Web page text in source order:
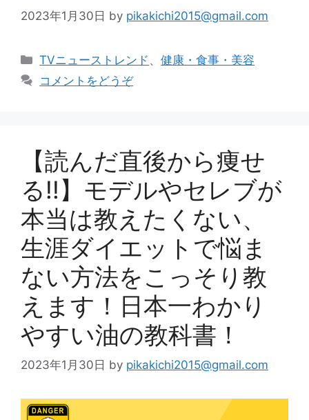
2023年1月30日 by pikakichi2015@gmail.com
カ
TVニューストレンド 、健康・食事・美容
コメントをどうぞ
【読んだ直後から痩せ
る!!】モデルやセレブが
本当は教えたくない、
生涯ダイエットで悩ま
ない方法をこっそり教
えます！日本一わかり
やすい油の教科書！
2023年1月30日 by pikakichi2015@gmail.com